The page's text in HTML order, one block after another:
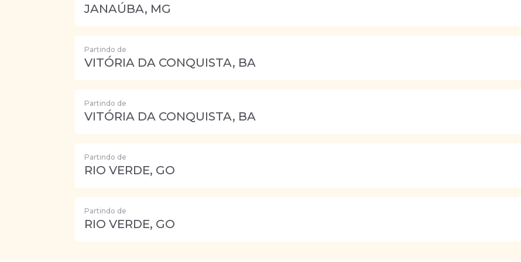
JANAÚBA, MG
Partindo de
VITÓRIA DA CONQUISTA, BA
Partindo de
VITÓRIA DA CONQUISTA, BA
Partindo de
RIO VERDE, GO
Partindo de
RIO VERDE, GO